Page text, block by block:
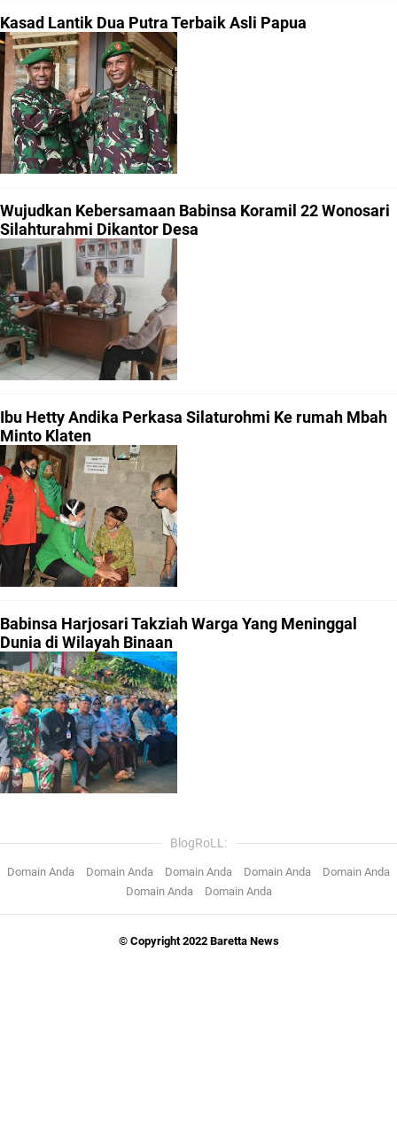
Kasad Lantik Dua Putra Terbaik Asli Papua
Wujudkan Kebersamaan Babinsa Koramil 22 Wonosari
Silahturahmi Dikantor Desa
Ibu Hetty Andika Perkasa Silaturohmi Ke rumah Mbah
Minto Klaten
Babinsa Harjosari Takziah Warga Yang Meninggal
Dunia di Wilayah Binaan
BlogRoLL:
Domain Anda Domain Anda Domain Anda Domain Anda
Domain Anda
Domain Anda
Domain Anda
© Copyright 2022 Baretta News